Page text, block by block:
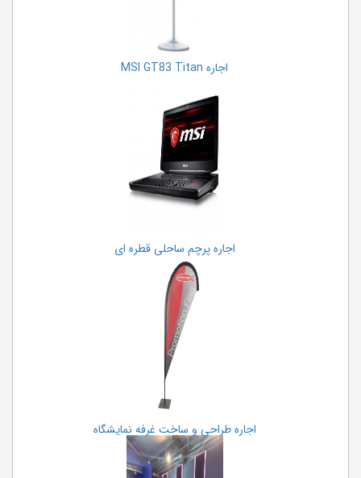
اجاره MSI GT83 Titan
اجاره پرچم ساحلی قطره ای
اجاره طراحی و ساخت غرفه نمایشگاه